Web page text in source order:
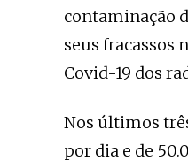
contaminação
seus fracassos
Covid-19 dos
Nos últimos
por dia e de